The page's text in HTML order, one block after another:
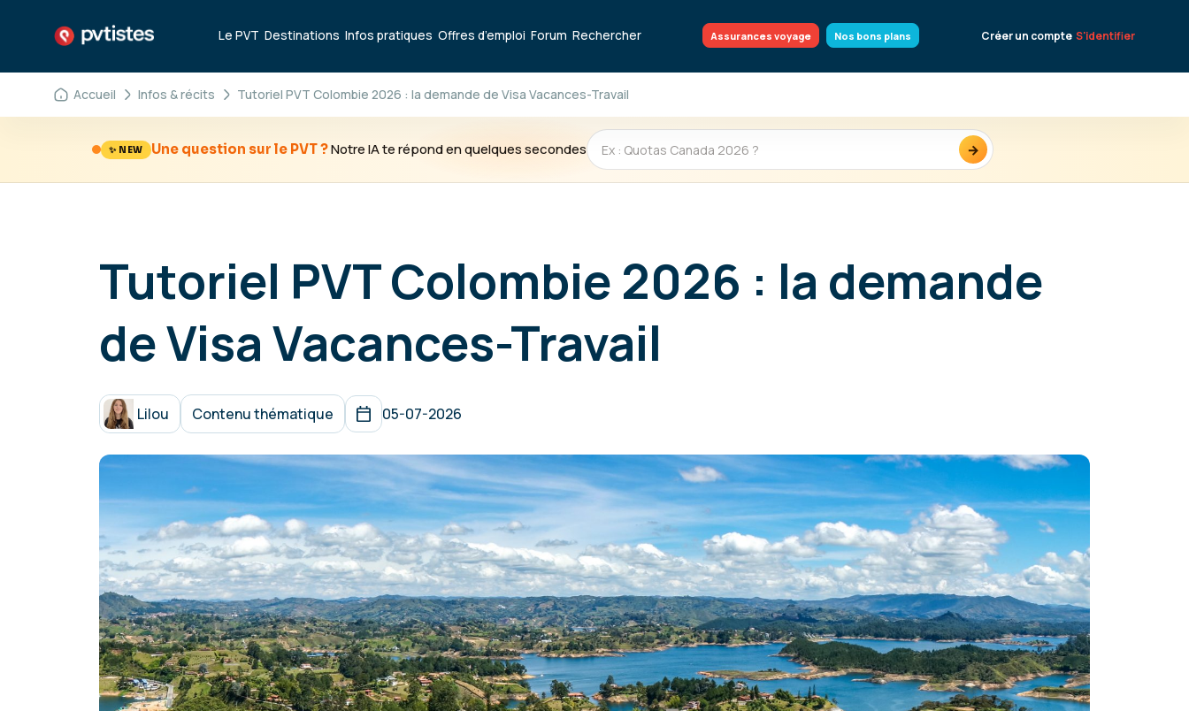
Le PVT Destinations Infos pratiques Offres d’emploi Forum Rechercher Assurances voyage Nos bons plans Créer un compte S'identifier
Accueil Infos & récits Tutoriel PVT Colombie 2026 : la demande de Visa Vacances-Travail
✨ NEW Une question sur le PVT ?Notre IA te répond en quelques secondes →
Tutoriel PVT Colombie 2026 : la demande
de Visa Vacances-Travail
Lilou Contenu thématique 05-07-2026